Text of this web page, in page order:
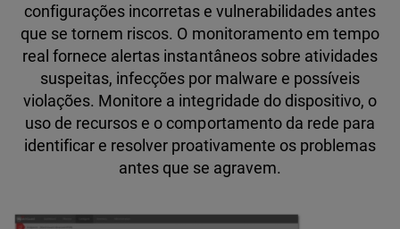
configurações incorretas e vulnerabilidades antes
que se tornem riscos. O monitoramento em tempo
real fornece alertas instantâneos sobre atividades
suspeitas, infecções por malware e possíveis
violações. Monitore a integridade do dispositivo, o
uso de recursos e o comportamento da rede para
identificar e resolver proativamente os problemas
antes que se agravem.